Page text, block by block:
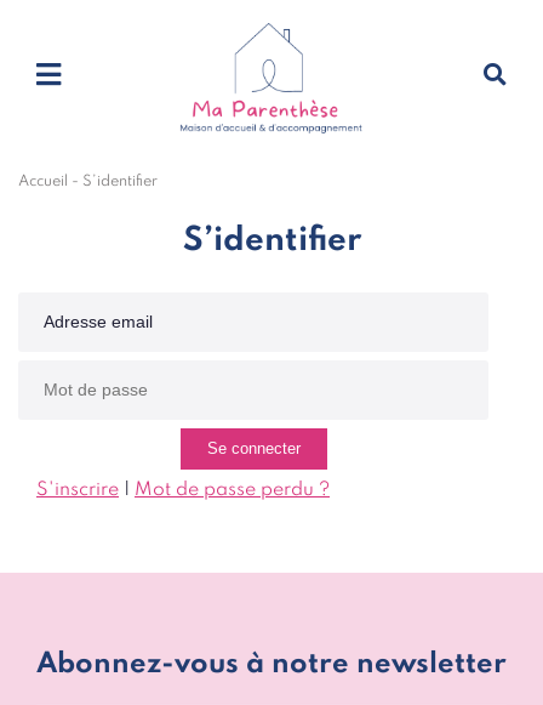
Accueil - S’identifier
S’identifier
S'inscrire Mot de passe perdu ?
Abonnez-vous à notre newsletter